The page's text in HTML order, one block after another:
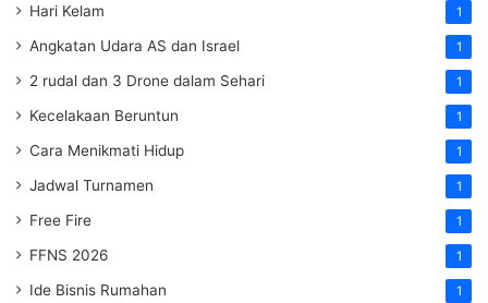
Hari Kelam 1
Angkatan Udara AS dan Israel 1
2 rudal dan 3 Drone dalam Sehari 1
Kecelakaan Beruntun 1
Cara Menikmati Hidup 1
Jadwal Turnamen 1
Free Fire 1
FFNS 2026 1
Ide Bisnis Rumahan 1